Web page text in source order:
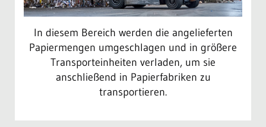
In diesem Bereich werden die angelieferten
Papiermengen umgeschlagen und in größere
Transporteinheiten verladen, um sie
anschließend in Papierfabriken zu
transportieren.